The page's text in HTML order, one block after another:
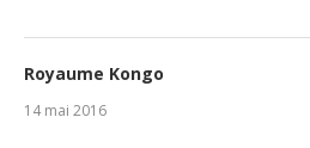
Royaume Kongo
14 mai 2016